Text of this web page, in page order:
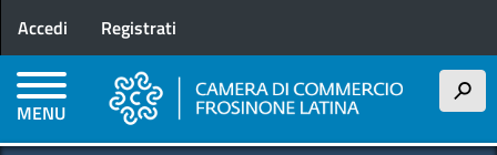
principale
Menu profilo utente
Accedi Registrati
MENU
h